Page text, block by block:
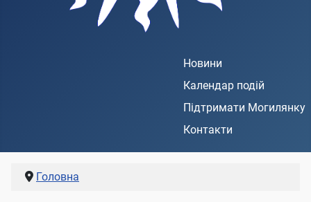
Новини
Календар подій
Підтримати Могилянку
Контакти
Головна